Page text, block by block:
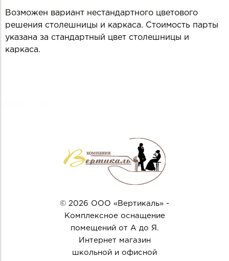
Возможен вариант нестандартного цветового
решения столешницы и каркаса. Стоимость парты
указана за стандартный цвет столешницы и
каркаса.
© 2026 ООО «Вертикаль» -
Комплексное оснащение
помещений от А до Я.
Интернет магазин
школьной и офисной